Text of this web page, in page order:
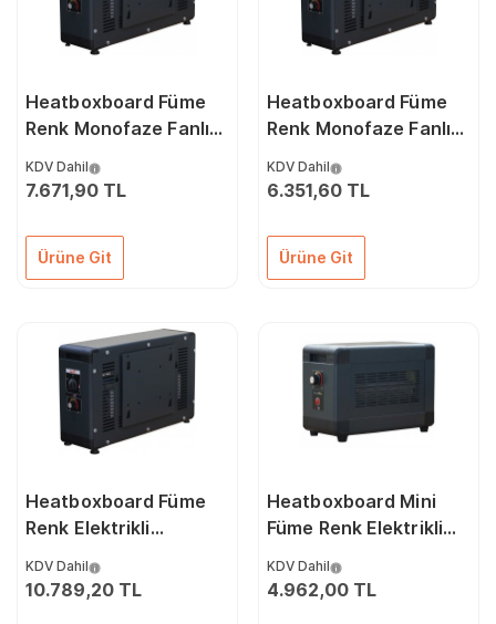
Heatboxboard Füme
Renk Monofaze Fanlı
1500/3000 Watt
KDV Dahil
7.671,90 TL
Ürüne Git
Heatboxboard Füme
Renk Monofaze Fanlı
1000/2000 Watt
KDV Dahil
6.351,60 TL
Ürüne Git
Heatboxboard Füme
Renk Elektrikli
2000/4000 Watt
KDV Dahil
10.789,20 TL
Heatboxboard Mini
Füme Renk Elektrikli
KDV Dahil
4.962,00 TL